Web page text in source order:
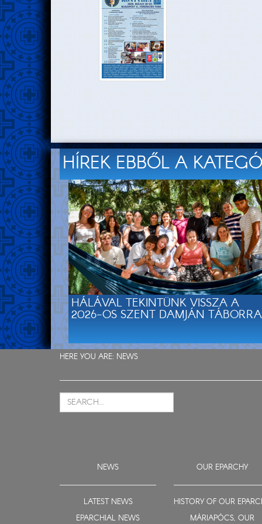
HÍREK EBBŐL A
HÁLÁVAL TEKINTÜNK VISSZA A
2026-OS SZENT DAMJÁN TÁBORRA
HERE YOU ARE: NEWS
NEWS
LATEST NEWS
EPARCHIAL NEWS
OUR EPARCHY
HISTORY OF OUR
MÁRIAPÓCS, OUR